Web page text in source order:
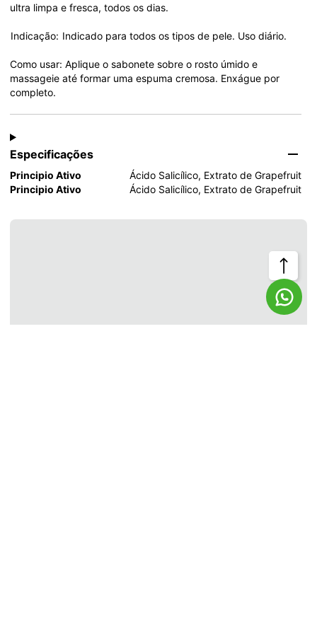
ultra limpa e fresca, todos os dias.
Indicação:  Indicado para todos os tipos de pele. Uso diário.
Como usar: Aplique o sabonete sobre o rosto úmido e
massageie até formar uma espuma cremosa. Enxágue por
completo.
Especificações
Principio Ativo
Ácido Salicílico, Extrato de Grapefruit
Principio Ativo
Ácido Salicílico, Extrato de Grapefruit